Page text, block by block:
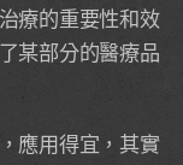
療的重要性和效
某部分的醫療品
應用得宜，其實